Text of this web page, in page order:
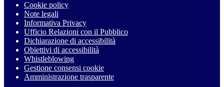
Cookie policy
Note legali
Informativa Privacy
Ufficio Relazioni con il Pubblico
Dichiarazione di accessibilità
Obiettivi di accessibilità
Whistleblowing
Gestione consensi cookie
Amministrazione trasparente